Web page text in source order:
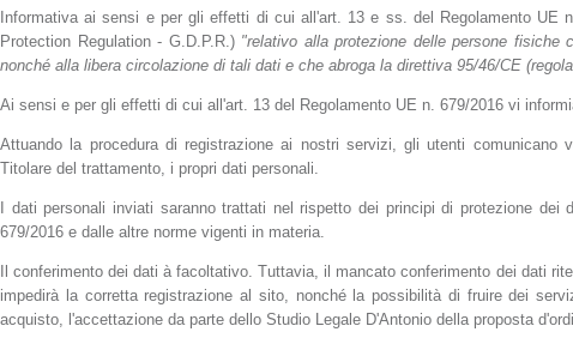
Informativa ai sensi e per gli effetti di cui all'art. 13 e ss. del Regolamento UE
Protection Regulation - G.D.P.R.) "relativo alla protezione delle persone fisiche
nonché alla libera circolazione di tali dati e che abroga la direttiva 95/46/CE
Ai sensi e per gli effetti di cui all'art. 13 del Regolamento UE n. 679/2016 vi
Attuando la procedura di registrazione ai nostri servizi, gli utenti comunicano
Titolare del trattamento, i propri dati personali.
I dati personali inviati saranno trattati nel rispetto dei principi di protezione dei
679/2016 e dalle altre norme vigenti in materia.
Il conferimento dei dati à facoltativo. Tuttavia, il mancato conferimento dei dati
impedirà la corretta registrazione al sito, nonché la possibilità di fruire dei
acquisto, l'accettazione da parte dello Studio Legale D'Antonio della proposta